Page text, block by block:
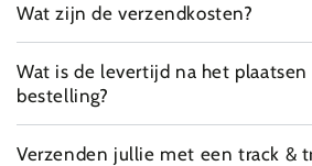
Wat zijn de verzendkosten?
Wat is de levertijd na het plaatsen
bestelling?
Verzenden jullie met een track &